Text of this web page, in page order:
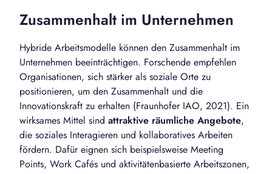
Zusammenhalt im Unternehmen
Hybride Arbeitsmodelle können den Zusammenhalt im
Unternehmen beeinträchtigen. Forschende empfehlen
Organisationen, sich stärker als soziale Orte zu
positionieren, um den Zusammenhalt und die
Innovationskraft zu erhalten (Fraunhofer IAO, 2021). Ein
wirksames Mittel sind attraktive räumliche Angebote,
die soziales Interagieren und kollaboratives Arbeiten
fördern. Dafür eignen sich beispielsweise Meeting
Points, Work Cafés und aktivitätenbasierte Arbeitszonen,